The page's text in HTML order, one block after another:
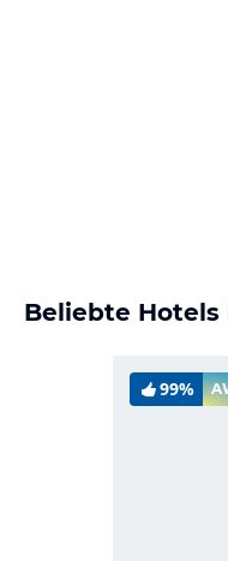
Beliebte
99%